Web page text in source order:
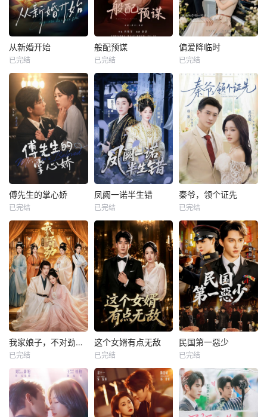
从新婚开始
已完结
般配预谋
已完结
偏爱降临时
已完结
傅先生的掌心娇
已完结
凤阙一诺半生错
已完结
秦爷，领个证先
已完结
我家娘子，不对劲第四季
已完结
这个女婿有点无敌
已完结
民国第一惡少
已完结